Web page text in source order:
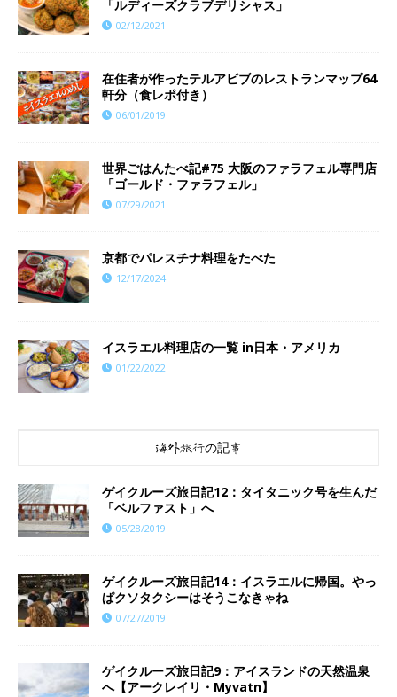
「ルディーズクラブデリシャス」
02/12/2021
在住者が作ったテルアビブのレストランマップ64
軒分（食レポ付き）
06/01/2019
世界ごはんたべ記#75 大阪のファラフェル専門店
「ゴールド・ファラフェル」
07/29/2021
京都でパレスチナ料理をたべた
12/17/2024
イスラエル料理店の一覧 in日本・アメリカ
01/22/2022
海外旅行の記事
ゲイクルーズ旅日記12：タイタニック号を生んだ
「ベルファスト」へ
05/28/2019
ゲイクルーズ旅日記14：イスラエルに帰国。やっ
ぱクソタクシーはそうこなきゃね
07/27/2019
ゲイクルーズ旅日記9：アイスランドの天然温泉
へ【アークレイリ・Myvatn】